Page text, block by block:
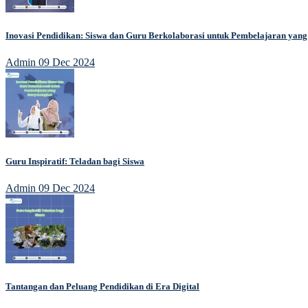
Inovasi Pendidikan: Siswa dan Guru Berkolaborasi untuk Pembelajaran
Admin 09 Dec 2024
Guru Inspiratif: Teladan bagi Siswa
Admin 09 Dec 2024
Tantangan dan Peluang Pendidikan di Era Digital